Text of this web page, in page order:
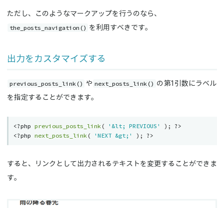
ただし、このようなマークアップを行うのなら、
the_posts_navigation() を利用すべきです。
出力をカスタマイズする
previous_posts_link() や next_posts_link() の第1引数にラベル
を指定することができます。
<?php previous_posts_link( '&lt; PREVIOUS' ) ;
?>
<?php next_posts_link( 'NEXT &gt;' ) ; ?>
すると、リンクとして出力されるテキストを変更することができま
す。